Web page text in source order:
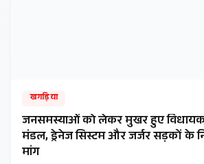
खगड़िया
जनसमस्याओं को लेकर मुखर हुए
मंडल, ड्रेनेज सिस्टम और जर्जर सड़कों के
मांग